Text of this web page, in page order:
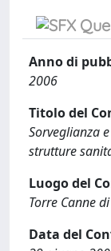
Anno di
2006
Titolo del
Sorveglianza
strutture
Luogo del
Torre Canne
Data del